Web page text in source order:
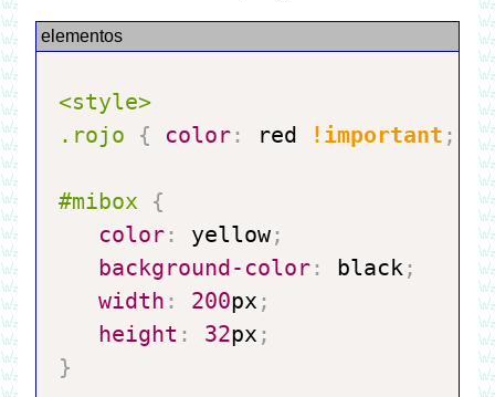
.rojo
{ color : red !important ; }
#mibox
{
color : yellow ;
background-color : black ;
width : 200px ;
height : 32px ;
}